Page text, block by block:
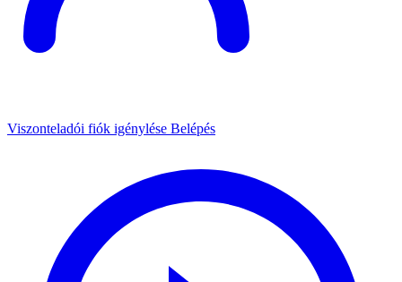
Viszonteladói fiók igénylése Belépés